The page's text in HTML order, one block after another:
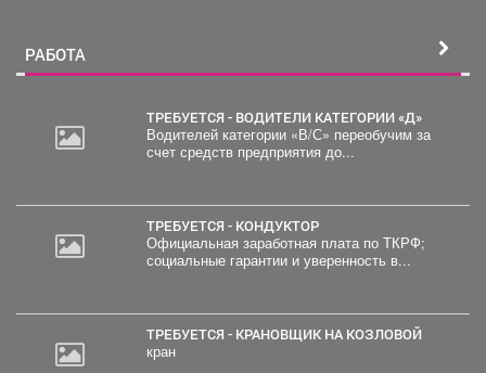
РАБОТА
ТРЕБУЕТСЯ - ВОДИТЕЛИ КАТЕГОРИИ «Д»
Водителей категории «В/С» переобучим за
счет средств предприятия до...
ТРЕБУЕТСЯ - КОНДУКТОР
Официальная заработная плата по ТКРФ;
социальные гарантии и уверенность в...
ТРЕБУЕТСЯ - КРАНОВЩИК НА КОЗЛОВОЙ
кран